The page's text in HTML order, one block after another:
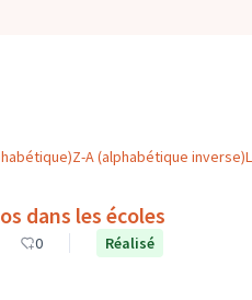
Z-A (alphabétique inverse)
dans les écoles
0 Réalisé